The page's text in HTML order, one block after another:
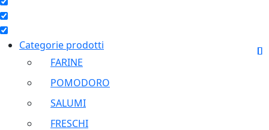
Categorie prodotti
FARINE
POMODORO
SALUMI
FRESCHI